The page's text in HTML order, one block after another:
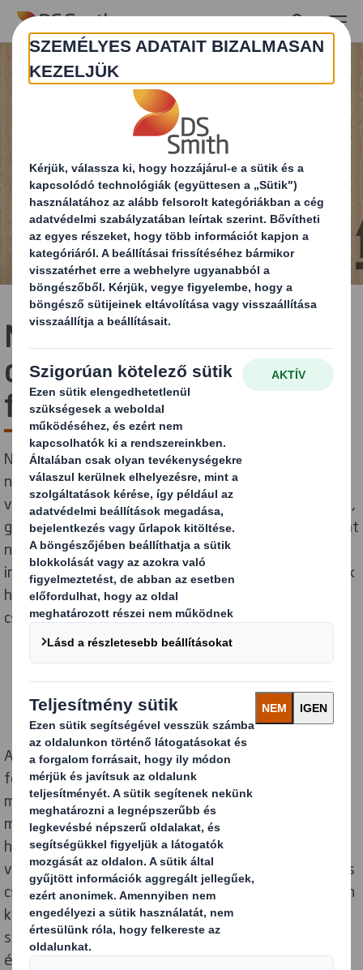
Skip to main content
Mit jelentenek a
csomagoláson
feltüntetett jelek
Napjainkban egy átlagos e-kereskedelmi csomag
nagyjából 50 érintési ponton halad át, mire a
végfelhasználóhoz megérkezik. Ez komplex logisztikát,
gyártást és előretervezést igényel, melyek folyamatát
nemzetközileg egységes jelzések kísérik. Milyen
információval szolgálnak ezek a szimbólumok? És kinek
hasznosak? Végigvettük a leggyakoribb jelet a
csomagolásokon a gyártástól a fogyasztóig.
A biztonság és a csomagolás szorosan kapcsolódó
fogalmak. Ám a termék közvetlen védelmén túl mára
már nem csupán az árucikk sérülésmentes
megérkezését értjük biztonságos csomagolás alatt,
hanem a környezeti szempontot is figyelembe
vesszük. S ha már oly régre nyúlik vissza a biztonság és
csomagolás kapcsolata, nem csoda, hogy az idők során
kialakult egyfajta „közös nyelvük”, a csomagolási
szimbólumok. Ezek pedig a csomagolások gyáron túli
életében kapnak nagy szerepet.